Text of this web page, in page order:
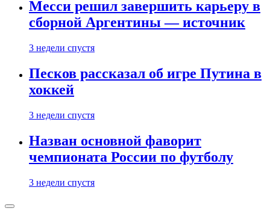
Месси решил завершить карьеру в
сборной Аргентины — источник
3 недели спустя
Песков рассказал об игре Путина в
хоккей
3 недели спустя
Назван основной фаворит
чемпионата России по футболу
3 недели спустя